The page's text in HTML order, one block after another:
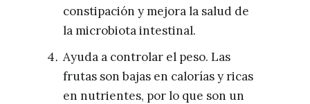
constipación y mejora la salud de
la microbiota intestinal.
Ayuda a controlar el peso. Las
frutas son bajas en calorías y ricas
en nutrientes, por lo que son un